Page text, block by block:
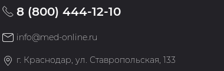
8 (800) 444-12-10
info@med-online.ru
г. Краснодар, ул. Ставропольская, 133